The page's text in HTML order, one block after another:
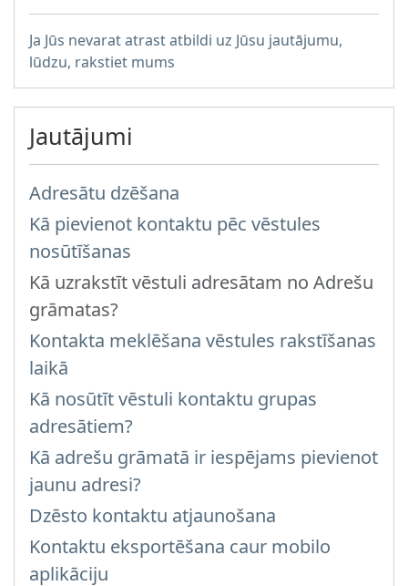
Ja Jūs nevarat atrast atbildi uz Jūsu jautājumu,
lūdzu, rakstiet mums
Jautājumi
Adresātu dzēšana
Kā pievienot kontaktu pēc vēstules
nosūtīšanas
Kā uzrakstīt vēstuli adresātam no Adrešu
grāmatas?
Kontakta meklēšana vēstules rakstīšanas
laikā
Kā nosūtīt vēstuli kontaktu grupas
adresātiem?
Kā adrešu grāmatā ir iespējams pievienot
jaunu adresi?
Dzēsto kontaktu atjaunošana
Kontaktu eksportēšana caur mobilo
aplikāciju